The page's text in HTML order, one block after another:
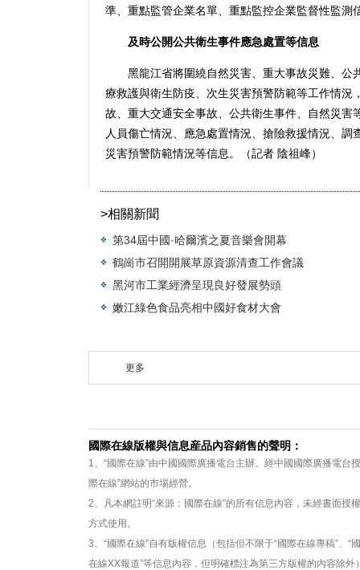
準、重點監管企業名單、重點監控企業監督性監測
及時公開公共衛生事件應急處置等信息
黑龍江省將圍繞自然災害、重大事故災難、公
療救護與衛生防疫、次生災害預警防範等工作情況
故、重大交通安全事故、公共衛生事件、自然災
人員傷亡情況、應急處置情況、搶險救援情況、
災害預警防範情況等信息。（記者 陰祖峰）
>相關新聞
第34屆中國·哈爾濱之夏音樂會開幕
鶴崗市召開開展草原資源清查工作會議
黑河市工業經濟呈現良好發展勢頭
嫩江綠色食品亮相中國好食材大會
更多
國際在線版權與信息産品內容銷售的聲明：
1、“國際在線”由中國國際廣播電台主辦。經中國國際廣播電台
際在線”網站的市場經營。
2、凡本網註明“來源：國際在線”的所有信息內容，未經書面
方式使用。
3、“國際在線”自有版權信息（包括但不限于“國際在線專稿”、“
在線XX報道”等信息內容，但明確標注為第三方版權的內容除